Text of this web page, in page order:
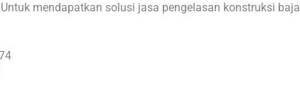
mendapatkan solusi jasa pengelasan konstruksi baja